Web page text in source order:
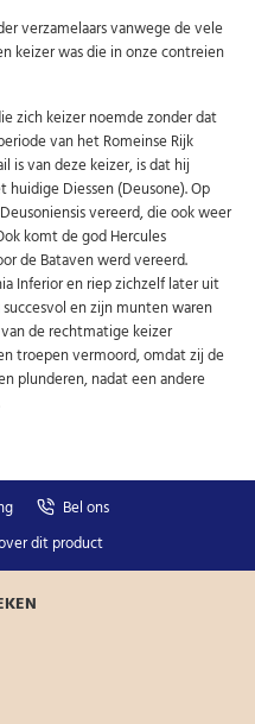
afmelden via de nieuwsbrief.
gedeeld met derden
verzamelaars vanwege de vele
keizer was die in onze contreien
zich keizer noemde zonder dat
van het Romeinse Rijk
is van deze keizer, is dat hij
huidige Diessen (Deusone). Op
vereerd, die ook weer
komt de god Hercules
de Bataven werd vereerd.
Inferior en riep zichzelf later uit
succesvol en zijn munten waren
de rechtmatige keizer
troepen vermoord, omdat zij de
plunderen, nadat een andere
Bel ons
dit product